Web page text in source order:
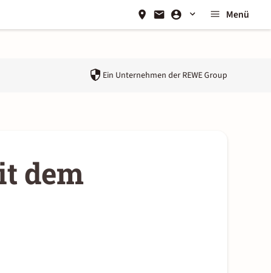
Menü
Ein Unternehmen der REWE Group
dem